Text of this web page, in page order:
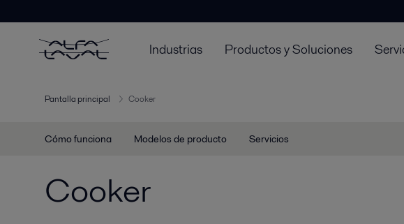
Industrias Productos y Soluciones
Pantalla principal Cooker
Cómo funciona Modelos de producto Servicios
Cooker